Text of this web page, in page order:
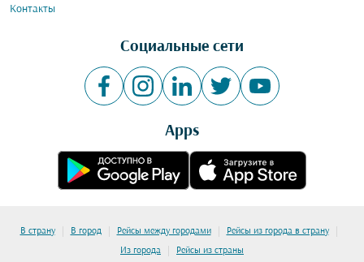
Контакты
Социальные сети
Apps
В страну | В город | Рейсы между городами | Рейсы из города в страну |
Из города | Рейсы из страны